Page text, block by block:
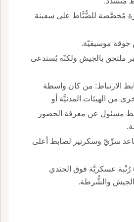
مُخصَّصة للضُّبَّاط على سفينة
جوقة موسيقيّة.
ملتحق بالجيش ولكنّه يُستدعى
الارتباط: من كان واسطة
من الهيئات المدنيَّة أو
مسئول عن معرفة الحضور
سرِّيّ وسكرتير لضابط أعلى
عسكريَّة فوق الجندي
الجيش والشُّرطة.